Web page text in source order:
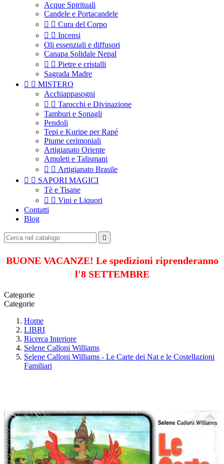
Acque Spirituali
Candele e Portacandele
  Cura del Corpo
  Incensi
Oli essenziali e diffusori
Canapa Solidale Nepal
  Pietre e cristalli
Sagrada Madre
  MISTERO
Acchiappasogni
  Tarocchi e Divinazione
Tamburi e Sonagli
Pendoli
Tepi e Kuripe per Rapé
Piume cerimoniali
Artigianato Oriente
Amuleti e Talismani
  Artigianato Brasile
  SAPORI MAGICI
Tè e Tisane
  Vini e Liquori
Contatti
Blog

BUONE VACANZE! Le spedizioni riprenderanno
l'8 SETTEMBRE
Categorie
Categorie
Home
LIBRI
Ricerca Interiore
Selene Calloni Williams
Selene Calloni Williams - Le Carte dei Nat e le Costellazioni
Familiari